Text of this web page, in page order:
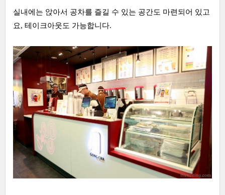
실내에는 앉아서 공차를 즐길 수 있는 공간도 마련되어 있고
요, 테이크아웃도 가능합니다.